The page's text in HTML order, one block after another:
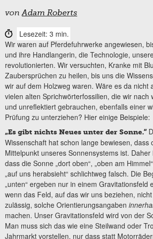
vonAdam Roberts
Lesezeit: 3 min.
Wir waren auf Pferdefuhrwerke angewiesen,
und ihre Handlangerin, die Technologie,
revolutionierten. Wir versuchten, Kranke mit
Zaubersprüchen zu heilen, bis uns die
wir auf dem Holzweg waren. Wäre es da nicht
vielen alten Sprichwörterfossilien, die wir nach
und unreflektiert gebrauchen, ebenfalls einer
Prüfung zu unterziehen? Hier einige Beispiele:
„Es gibt nichts Neues unter der Sonne.“
Wissenschaft hat schon lange bewiesen, dass
Mittelpunkt unseres Sonnensystems ist. Daher
dass die Sonne „dort oben“, „oben am
„auf uns herabsieht“ schlichtweg falsch. Die
„unten“ ergeben nur in einem Gravitationsfeld
wenn das Feld, auf das wir uns beziehen,
zulässig, solche Orientierungsangaben
machen. Unser Gravitationsfeld wird von der
Man muss sich das wie eine Steilwand oder
Jahrmarkt vorstellen, nur dass statt